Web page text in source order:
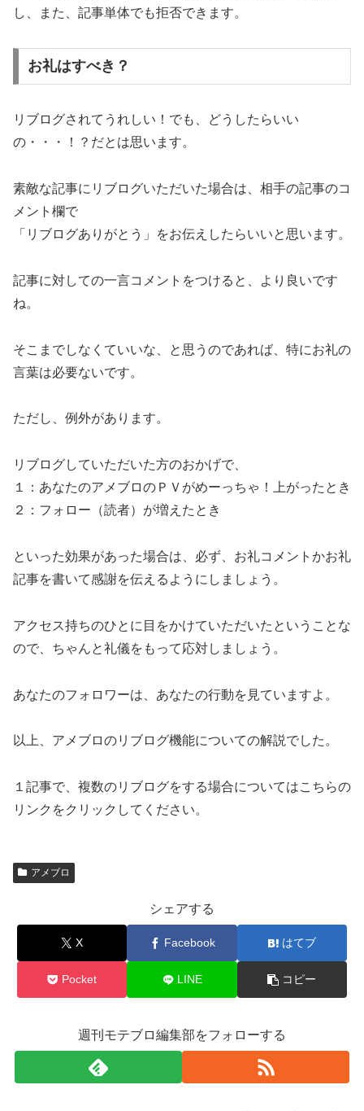
し、また、記事単体でも拒否できます。
お礼はすべき？
リブログされてうれしい！でも、どうしたらいい
の・・・！？だとは思います。
素敵な記事にリブログいただいた場合は、相手の記事のコ
メント欄で
「リブログありがとう」をお伝えしたらいいと思います。
記事に対しての一言コメントをつけると、より良いです
ね。
そこまでしなくていいな、と思うのであれば、特にお礼の
言葉は必要ないです。
ただし、例外があります。
リブログしていただいた方のおかげで、
１：あなたのアメブロのＰＶがめーっちゃ！上がったとき
２：フォロー（読者）が増えたとき
といった効果があった場合は、必ず、お礼コメントかお礼
記事を書いて感謝を伝えるようにしましょう。
アクセス持ちのひとに目をかけていただいたということな
ので、ちゃんと礼儀をもって応対しましょう。
あなたのフォロワーは、あなたの行動を見ていますよ。
以上、アメブロのリブログ機能についての解説でした。
１記事で、複数のリブログをする場合についてはこちらの
リンクをクリックしてください。
アメブロ
シェアする
X Facebook はてブ
Pocket LINE コピー
週刊モテブロ編集部をフォローする